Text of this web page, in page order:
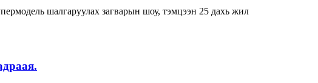
шалгаруулах загварын шоу, тэмцээн 25 дахь жил